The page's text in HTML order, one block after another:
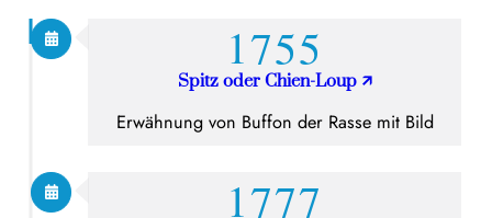
1755
Spitz oder Chien-Loup 🡭
Erwähnung von Buffon der Rasse mit Bild
1777